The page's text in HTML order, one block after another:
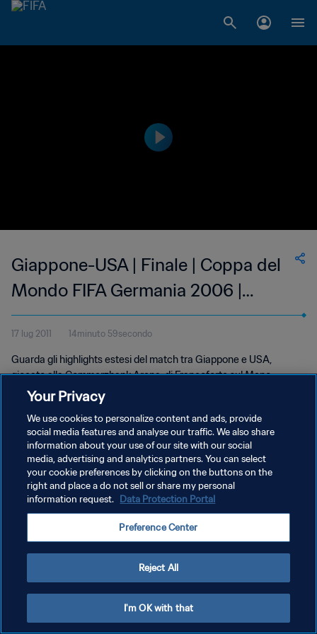
Giappone-USA | Finale | Coppa del
Mondo FIFA Germania 2006 |
Highlights estesi
17 lug 2011 14minuto 59secondo
Guarda gli highlights estesi del match tra Giappone e USA,
giocato alla Commerzbank Arena, di Francoforte sul Meno,
domenica 17 luglio 2011.
PRIVACY POLICY
TERMINI DI SERVIZIO
GESTISCI LE TUE PREFERENZE PER I COOKIES
Your Privacy
We use cookies to personalize content and ads, provide
social media features and analyse our traffic. We also share
information about your use of our site with our social
media, advertising and analytics partners. You can select
your cookie preferences by clicking on the buttons on the
right and place a do not sell or share my personal
information request. Data Protection Portal
Preference Center
Reject All
I'm OK with that